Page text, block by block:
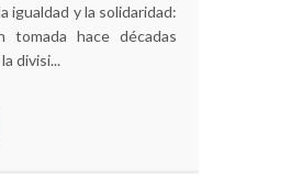
igualdad y la solidaridad:
tomada hace décadas
divisi...